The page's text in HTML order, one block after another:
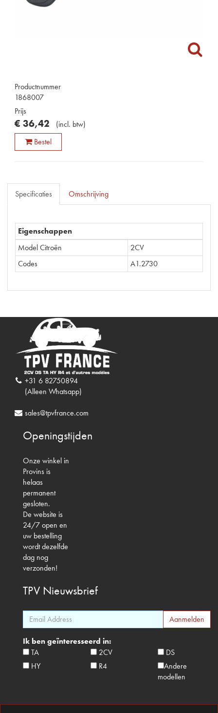
Productnummer
1868007
Prijs
€ 36,42 (incl. btw)
Bestel
Specificaties Omschrijving
Eigenschappen
Model Citroën
2CV
Codes
A1.2730
+31 6 82750894
(Alleen Whatsapp)
sales@tpvfrance.com
Openingstijden
Onze winkel in
Provins is
helaas
permanent
gesloten.
De website is
24/7 open en
uw bestelling
wordt dezelfde
dag nog
verzonden!
TPV Nieuwsbrief
Ik ben geïnteresseerd in:
TA
2CV
DS
HY
R4
Andere
modellen